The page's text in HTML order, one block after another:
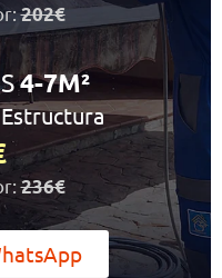
202€
4-7M²
236€